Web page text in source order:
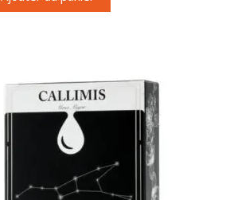
$25.99.$19.99.